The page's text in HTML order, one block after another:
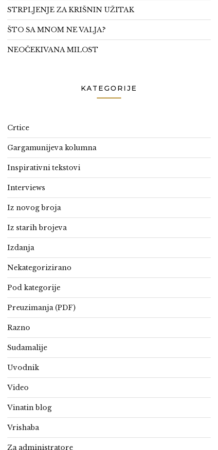
STRPLJENJE ZA KRIŠNIN UŽITAK
ŠTO SA MNOM NE VALJA?
NEOČEKIVANA MILOST
KATEGORIJE
Crtice
Gargamunijeva kolumna
Inspirativni tekstovi
Interviews
Iz novog broja
Iz starih brojeva
Izdanja
Nekategorizirano
Pod kategorije
Preuzimanja (PDF)
Razno
Sudamalije
Uvodnik
Video
Vinatin blog
Vrishaba
Za administratore